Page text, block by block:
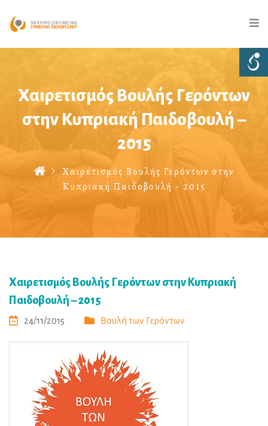
Χαιρετισμός Βουλής Γερόντων
στην Κυπριακή Παιδοβουλή –
2015
Χαιρετισμός Βουλής Γερόντων στην
Κυπριακή Παιδοβουλή - 2015
Χαιρετισμός Βουλής Γερόντων στην Κυπριακή
Παιδοβουλή – 2015
24/11/2015 Βουλή των Γερόντων